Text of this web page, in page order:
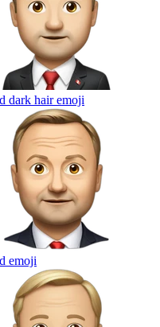
dark hairemoji
emoji